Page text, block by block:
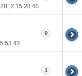
15.28.40
0
1